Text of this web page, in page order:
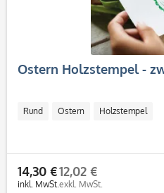
Ostern Holzstempel -
Rund Ostern Holzstempel
14,30 €
inkl. MwSt.
12,02 €
exkl. MwSt.